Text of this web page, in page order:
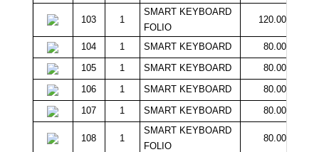
103 1
SMART KEYBOARD
FOLIO
120.000
104 1 SMART KEYBOARD
80.000
105
1 SMART KEYBOARD
80.000
106
1 SMART KEYBOARD
80.000
107
1 SMART KEYBOARD 80.000
108 1
SMART KEYBOARD
FOLIO
80.000